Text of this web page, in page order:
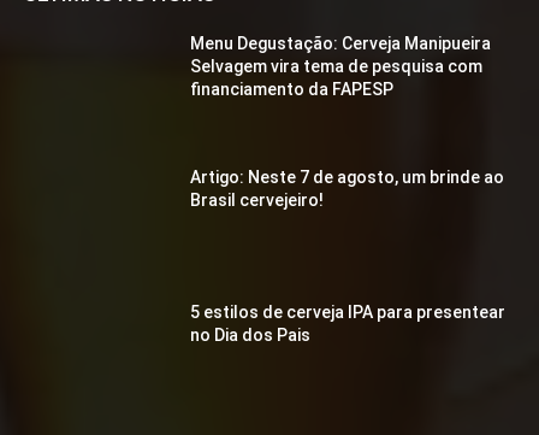
Menu Degustação: Cerveja Manipueira
Selvagem vira tema de pesquisa com
financiamento da FAPESP
Artigo: Neste 7 de agosto, um brinde ao
Brasil cervejeiro!
5 estilos de cerveja IPA para presentear
no Dia dos Pais